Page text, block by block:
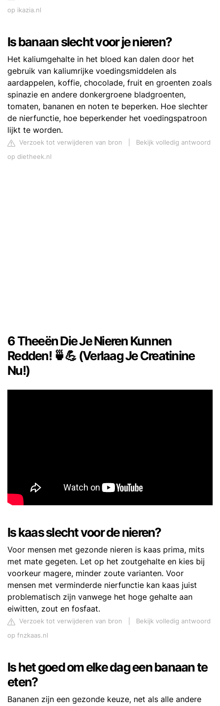
op ikazia.nl
Is banaan slecht voor je nieren?
Het kaliumgehalte in het bloed kan dalen door het
gebruik van kaliumrijke voedingsmiddelen als
aardappelen, koffie, chocolade, fruit en groenten zoals
spinazie en andere donkergroene bladgroenten,
tomaten, bananen en noten te beperken. Hoe slechter
de nierfunctie, hoe beperkender het voedingspatroon
lijkt te worden.
Verzoek tot verwijderen van bron
Bekijk volledig antwoord
op dietheek.nl
6 Theeën Die Je Nieren Kunnen
Redden! 🍵💪 (Verlaag Je Creatinine
Nu!)
Is kaas slecht voor de nieren?
Voor mensen met gezonde nieren is kaas prima, mits
met mate gegeten. Let op het zoutgehalte en kies bij
voorkeur magere, minder zoute varianten. Voor
mensen met verminderde nierfunctie kan kaas juist
problematisch zijn vanwege het hoge gehalte aan
eiwitten, zout en fosfaat.
Verzoek tot verwijderen van bron
Bekijk volledig antwoord
op fnzkaas.nl
Is het goed om elke dag een banaan te
eten?
Bananen zijn een gezonde keuze, net als alle andere